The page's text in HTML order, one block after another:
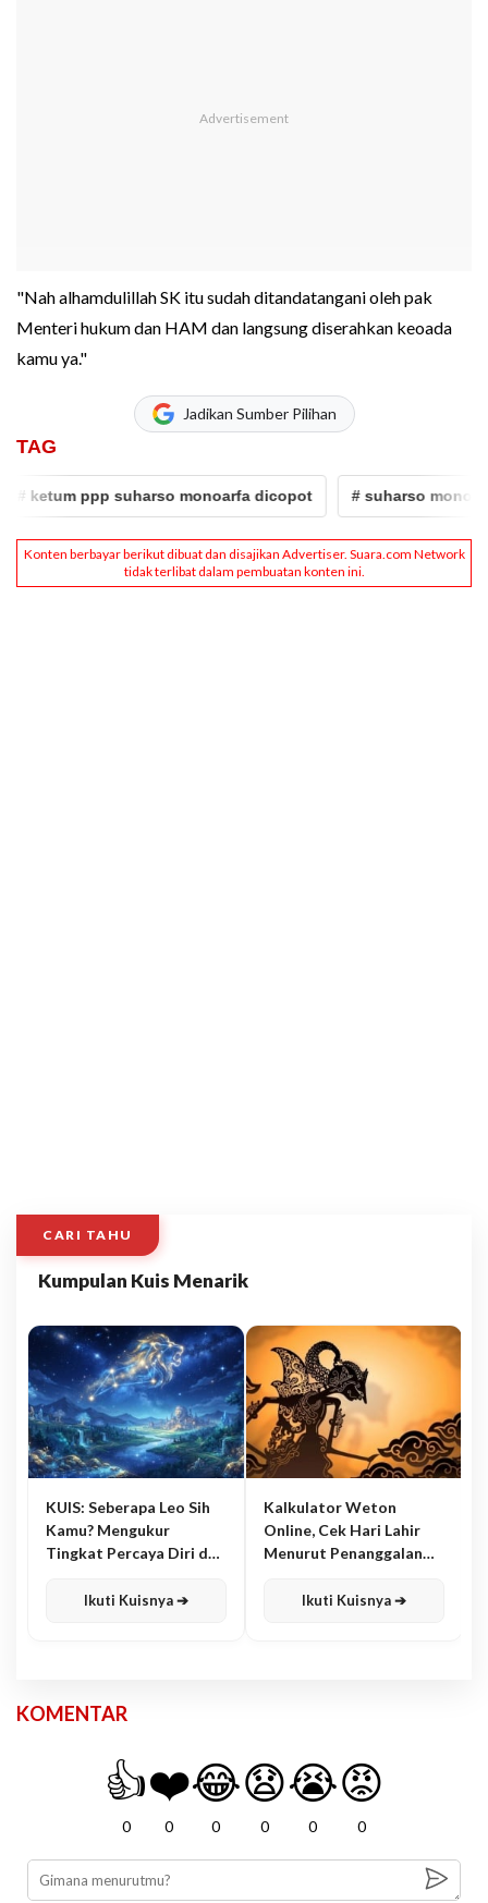
"Nah alhamdulillah SK itu sudah ditandatangani oleh pak
Menteri hukum dan HAM dan langsung diserahkan keoada
kamu ya."
Jadikan Sumber Pilihan
TAG
ppp suharso monoarfa dicopot # suharso monoarfa
CARI TAHU
Kumpulan Kuis Menarik
KUIS: Seberapa Leo Sih
Kamu? Mengukur
Tingkat Percaya Diri dan
Ikuti Kuisnya ➔
Kalkulator Weton
Online, Cek Hari Lahir
Menurut Penanggalan
Ikuti Kuisnya ➔
KOMENTAR
👍
0
❤️
0
😂
0
😧
0
😭
0
😡
0